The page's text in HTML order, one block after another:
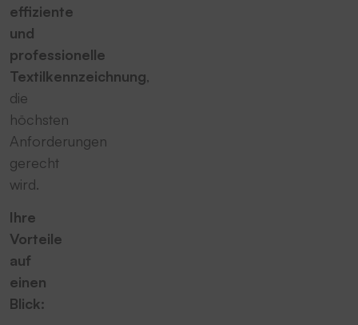
effiziente
und
professionelle
Textilkennzeichnung,
die
höchsten
Anforderungen
gerecht
wird.
Ihre
Vorteile
auf
einen
Blick: